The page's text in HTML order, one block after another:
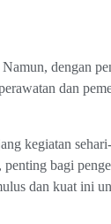
dengan
dan
kegiatan
bagi
dan kuat ini